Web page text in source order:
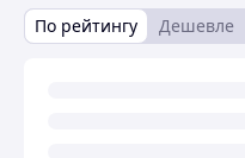
По рейтингу Дешевле